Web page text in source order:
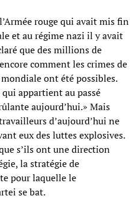
rouge qui avait mis fin
et au régime nazi il y avait
que des millions de
comment les crimes de
ont été possibles.
appartient au passé
aujourd’hui.» Mais
d’aujourd’hui ne
eux des luttes explosives.
s’ils ont une direction
la stratégie de
pour laquelle le
se bat.